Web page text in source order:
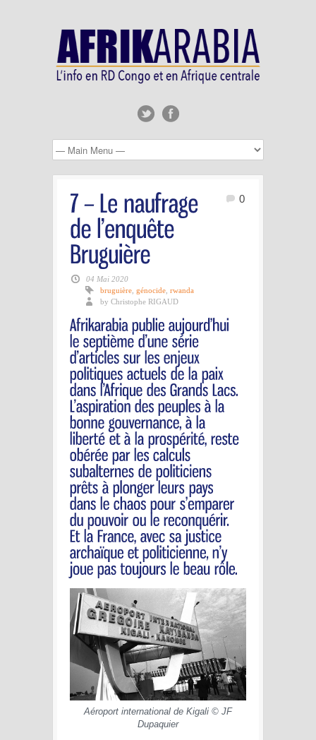
0
04 Mai 2020
bruguière génocide rwanda
by Christophe RIGAUD
Aéroport international de Kigali © JF
Dupaquier